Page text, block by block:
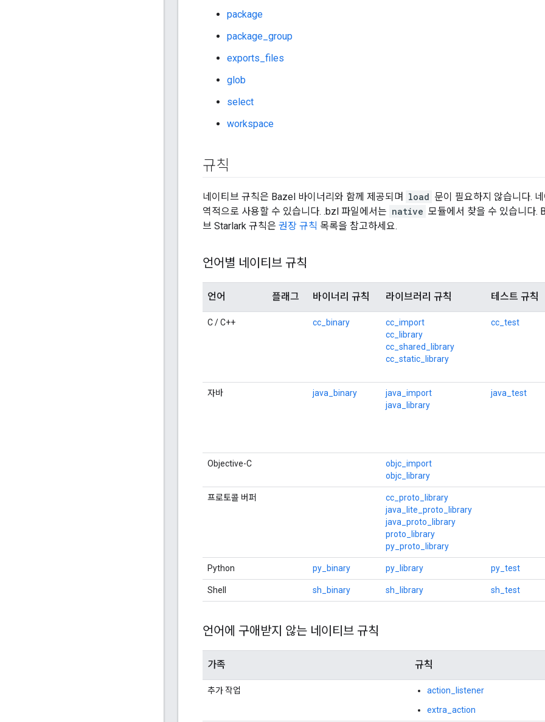
package
package_group
exports_files
glob
select
workspace
규칙
네이티브 규칙은 Bazel 바이너리와 함께 제공되며 load 문이 필요하지 않습니다.
역적으로 사용할 수 있습니다. .bzl 파일에서는 native 모듈에서 찾을 수 있습니다.
브 Starlark 규칙은 권장 규칙 목록을 참고하세요.
언어별 네이티브 규칙
언어 플래그 바이너리 규칙 라이브러리 규칙 테스트 규칙
C / C++ cc_binary
cc_import
cc_library
cc_shared_library
cc_static_library
cc_test
자바 java_binary
java_import
java_library
java_test
Objective-C
objc_import
objc_library
프로토콜 버퍼
cc_proto_library
java_lite_proto_library
java_proto_library
proto_library
py_proto_library
Python py_binary py_library py_test
Shell sh_binary sh_library sh_test
언어에 구애받지 않는 네이티브 규칙
가족 규칙
추가 작업
action_listener
extra_action